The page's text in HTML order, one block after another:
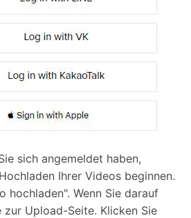
sich angemeldet haben,
Ihrer Videos beginnen.
hochladen". Wenn Sie darauf
zur Upload-Seite. Klicken Sie